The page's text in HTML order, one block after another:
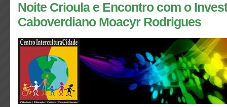
Noite Crioula e Encontro com o
Caboverdiano Moacyr Rodrigues